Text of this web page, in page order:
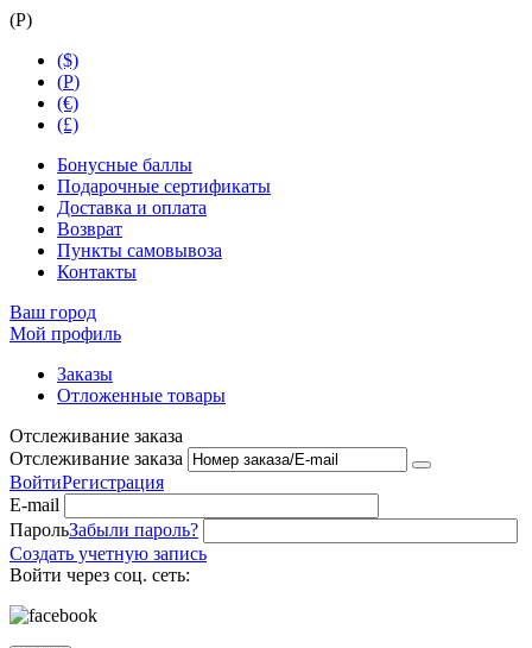
(Р)
($)
(Р)
(€)
(£)
Бонусные баллы
Подарочные сертификаты
Доставка и оплата
Возврат
Пункты самовывоза
Контакты
Ваш город
Мой профиль
Заказы
Отложенные товары
Отслеживание заказа
Отслеживание заказа
ВойтиРегистрация
E-mail
ПарольЗабыли пароль?
Создать учетную запись
Войти через соц. сеть: